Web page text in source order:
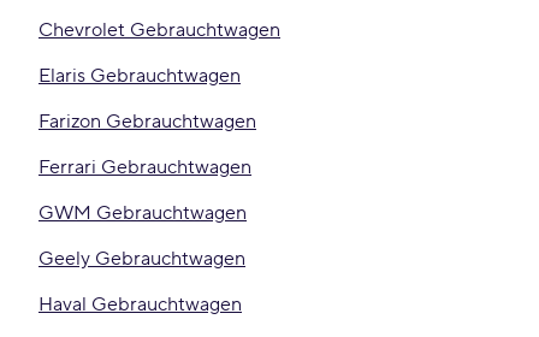
Chevrolet Gebrauchtwagen
Elaris Gebrauchtwagen
Farizon Gebrauchtwagen
Ferrari Gebrauchtwagen
GWM Gebrauchtwagen
Geely Gebrauchtwagen
Haval Gebrauchtwagen